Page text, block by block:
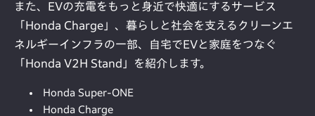
また、EVの充電をもっと身近で快適にするサービス
「Honda Charge」、暮らしと社会を支えるクリーンエ
ネルギーインフラの一部、自宅でEVと家庭をつなぐ
「Honda V2H Stand」を紹介します。
Honda Super-ONE
Honda Charge